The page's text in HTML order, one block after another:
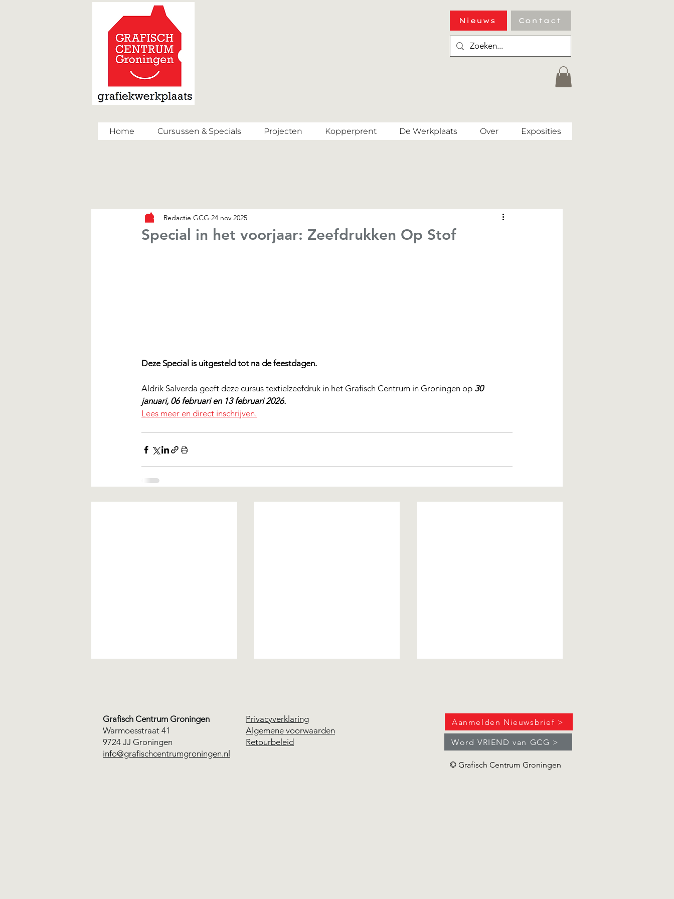
Nieuws Contact
Home Cursussen & Specials Projecten Kopperprent De Werkplaats Over Exposities
Special in het voorjaar: Zeefdrukken Op Stof
Redactie GCG 24 nov 2025
Deze Special is uitgesteld tot na de feestdagen.
Aldrik Salverda geeft deze cursus textielzeefdruk in het Grafisch Centrum in Groningen op 30
januari, 06 februari en 13 februari 2026.
Lees meer en direct inschrijven.
Special: Risografie
Expositie Aldrik Salverda
Grafisch Centrum Groningen
Warmoesstraat 41
9724 JJ Groningen
info@grafischcentrumgroningen.nl
Privacyverklaring
Algemene voorwaarden
Retourbeleid
Aanmelden Nieuwsbrief >
Word VRIEND van GCG >
© Grafisch Centrum Groningen